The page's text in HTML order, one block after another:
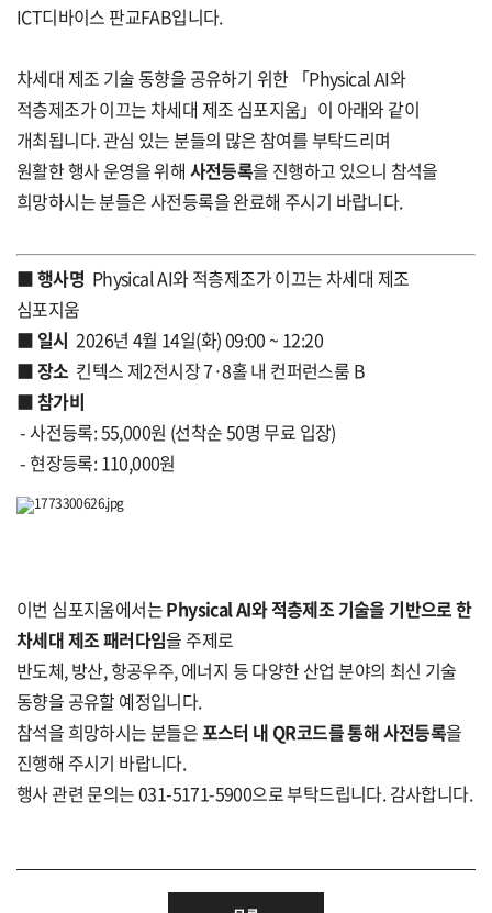
ICT디바이스 판교FAB입니다.
차세대 제조 기술 동향을 공유하기 위한 「Physical AI와
적층제조가 이끄는 차세대 제조 심포지움」이 아래와 같이
개최됩니다. 관심 있는 분들의 많은 참여를 부탁드리며
원활한 행사 운영을 위해 사전등록을 진행하고 있으니 참석을
희망하시는 분들은 사전등록을 완료해 주시기 바랍니다.
■행사명 Physical AI와 적층제조가 이끄는 차세대 제조
심포지움
■ 일시2026년 4월 14일(화) 09:00 ~ 12:20
■장소 킨텍스 제2전시장 7·8홀 내 컨퍼런스룸 B
■참가비
- 사전등록: 55,000원 (선착순 50명 무료 입장)
- 현장등록: 110,000원
이번 심포지움에서는Physical AI와 적층제조 기술을 기반으로 한
차세대 제조 패러다임을 주제로
반도체, 방산, 항공우주, 에너지 등 다양한 산업 분야의 최신 기술
동향을 공유할 예정입니다.
참석을 희망하시는 분들은포스터 내 QR코드를 통해 사전등록을
진행해 주시기 바랍니다.
행사 관련 문의는 031-5171-5900으로 부탁드립니다. 감사합니다.